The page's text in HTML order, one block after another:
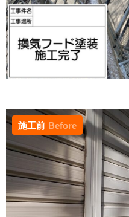
施工前 Before